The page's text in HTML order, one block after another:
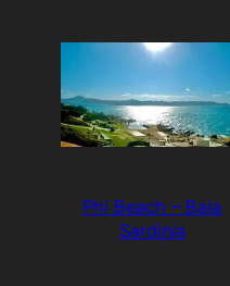
Phi Beach – Baia
Sardinia